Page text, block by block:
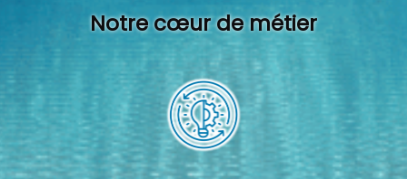
Notre cœur de métier